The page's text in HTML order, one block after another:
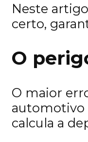
Neste
certo,
O
O maior
automotivo
calcula a